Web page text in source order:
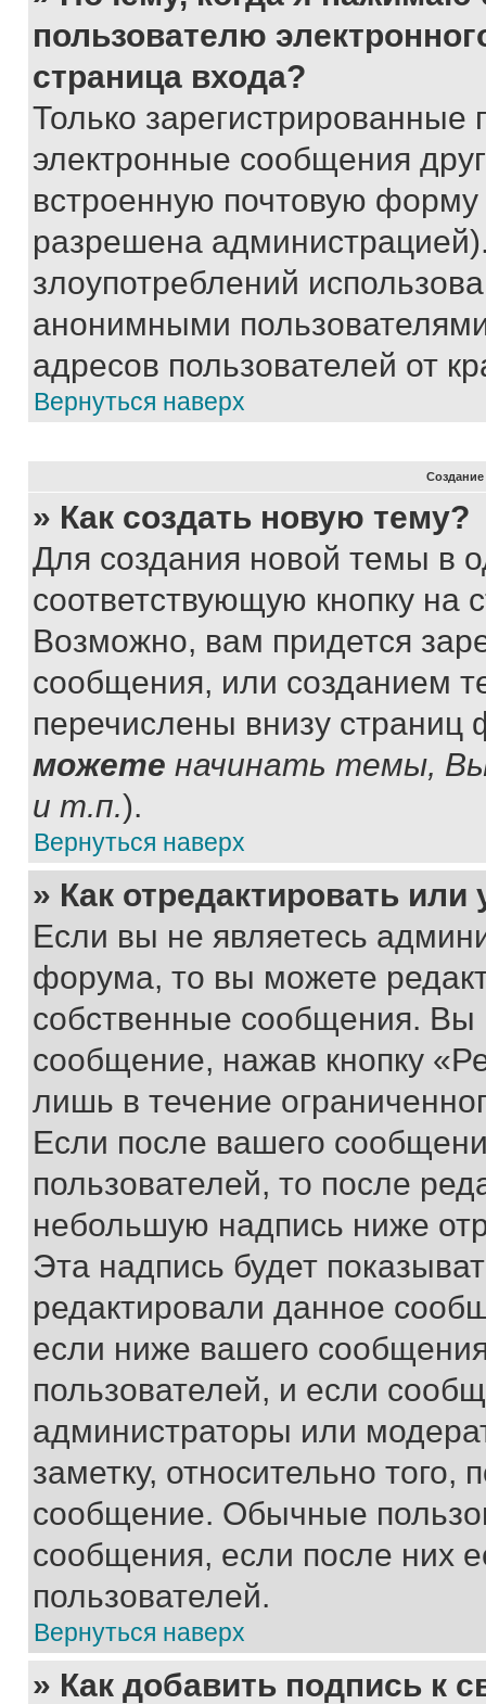
пользователю
страница входа?
Только зарегистрированные
электронные сообщения
встроенную почтовую
разрешена
злоупотреблений
анонимными
адресов пользователей от
Вернуться наверх
» Как создать новую тему?
Для создания новой темы в
соответствующую кнопку
Возможно, вам придется
сообщения, или созданием
перечислены внизу
можете начинать темы,
и т.п.).
Вернуться наверх
» Как отредактировать
Если вы не являетесь
форума, то вы можете
собственные сообщения. Вы
сообщение, нажав кнопку
лишь в течение
Если после вашего
пользователей, то после
небольшую надпись ниже
Эта надпись будет
редактировали данное
если ниже вашего
пользователей, и если
администраторы или
заметку, относительно
сообщение. Обычные
сообщения, если после них
пользователей.
Вернуться наверх
» Как добавить подпись к